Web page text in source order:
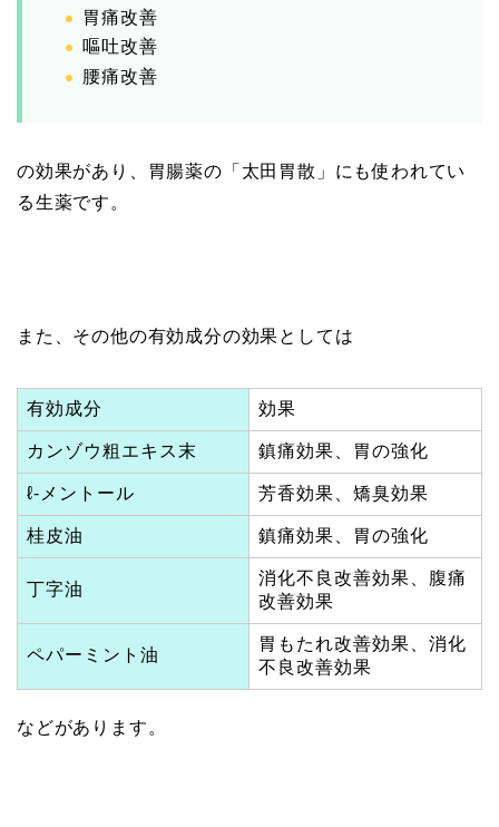
胃痛改善
嘔吐改善
腰痛改善
の効果があり、胃腸薬の「太田胃散」にも使われてい
る生薬です。
また、その他の有効成分の効果としては
有効成分 効果
カンゾウ粗エキス末 鎮痛効果、胃の強化
ℓ-メントール 芳香効果、矯臭効果
桂皮油 鎮痛効果、胃の強化
丁字油
消化不良改善効果、腹痛
改善効果
ペパーミント油
胃もたれ改善効果、消化
不良改善効果
などがあります。